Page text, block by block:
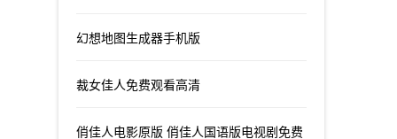
幻想地图生成器手机版
裁女佳人免费观看高清
俏佳人电影原版 俏佳人国语版电视剧免费